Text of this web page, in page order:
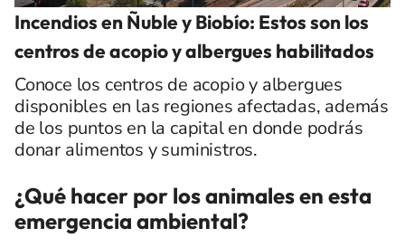
Incendios en Ñuble y Biobío: Estos son los
centros de acopio y albergues habilitados
Conoce los centros de acopio y albergues
disponibles en las regiones afectadas, además
de los puntos en la capital en donde podrás
donar alimentos y suministros.
¿Qué hacer por los animales en esta
emergencia ambiental?